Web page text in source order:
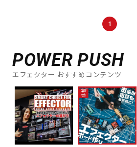
1
POWER PUSH
エフェクター おすすめコンテンツ